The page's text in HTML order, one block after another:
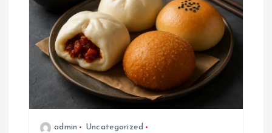
admin
Uncategorized